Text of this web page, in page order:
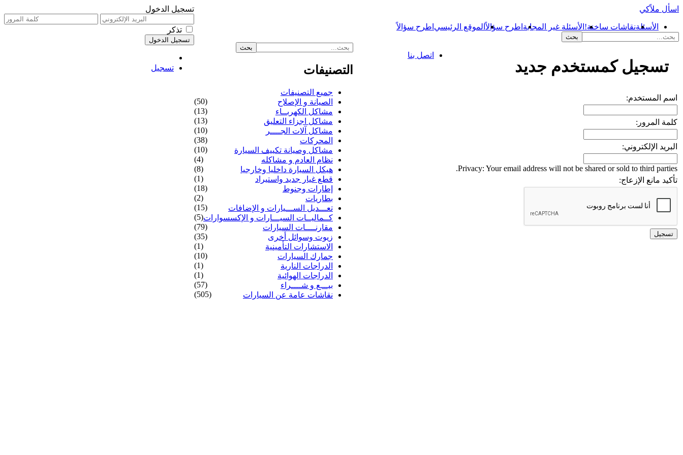
تسجيل الدخول
تذكر
تسجيل
اسأل ملاًكي
الأسئلةنقاشات ساخنة! الأسئلة غير المجابة اطرح سؤالاًالموقع الرئيسي اطرح سؤالاً
تسجيل كمستخدم جديد
اسم المستخدم:
كلمة المرور:
البريد الإلكتروني:
Privacy: Your email address will not be shared or sold to third parties.
تأكيد مانع الإزعاج:
التصنيفات
جميع التصنيفات
الصيانة و الإصلاح
(50)
مشاكل الكهربــاء
(13)
مشاكل اجزاء التعليق
(13)
مشاكل آلات الجــــر
(10)
المحركات
(38)
مشاكل وصيانة تكييف السيارة
(10)
نظام العادم و مشاكله
(4)
هيكل السيارة داخليا وخارجيا
(8)
قطع غيار جديد واستيراد
(1)
إطارات وجنوط
(18)
بطاريات
(2)
تعـــديل الســـيارات و الإضافات
(15)
كــماليــات السيـــارات و الإكسسوارات(5)
مقارنــــات السيارات
(79)
زيوت وسوائل أخرى
(35)
الاستشارات التأمينية
(1)
جمارك السيارات
(10)
الدراجات النارية
(1)
الدراجات الهوائية
(1)
بيـــع و شــــراء
(57)
نقاشات عامة عن السيارات
(505)
اتصل بنا